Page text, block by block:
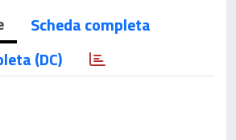
Scheda completa
(DC)